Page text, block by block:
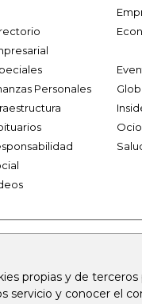
propias y de terceros
servicio y conocer el
Personales
Ocio